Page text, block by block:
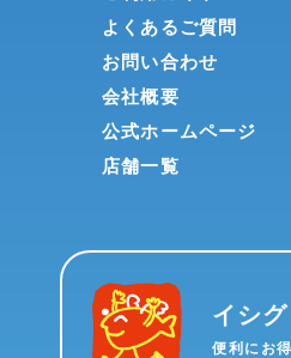
よくあるご質問
お問い合わせ
会社概要
公式ホームページ
店舗一覧
イシ
便利にお